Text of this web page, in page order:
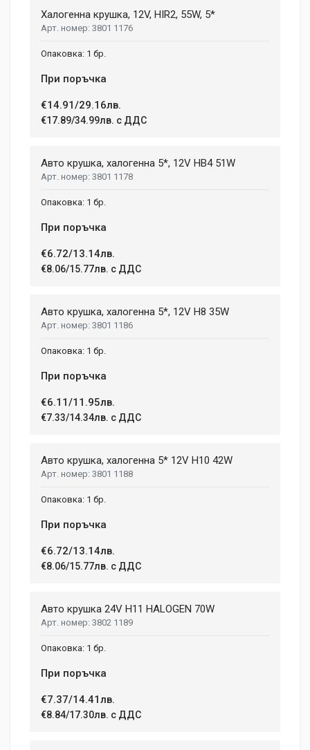
Post Your Review
Халогенна крушка, 12V, HIR2, 55W, 5*
3801 1176
1 бр.
При поръчка
€14.91/29.16лв.
€17.89/34.99лв. с ДДС
Авто крушка, халогенна 5*, 12V HB4 51W
3801 1178
1 бр.
При поръчка
€6.72/13.14лв.
€8.06/15.77лв. с ДДС
Авто крушка, халогенна 5*, 12V H8 35W
3801 1186
1 бр.
При поръчка
€6.11/11.95лв.
€7.33/14.34лв. с ДДС
Авто крушка, халогенна 5* 12V H10 42W
3801 1188
1 бр.
При поръчка
€6.72/13.14лв.
€8.06/15.77лв. с ДДС
Авто крушка 24V H11 HALOGEN 70W
3802 1189
1 бр.
При поръчка
€7.37/14.41лв.
€8.84/17.30лв. с ДДС